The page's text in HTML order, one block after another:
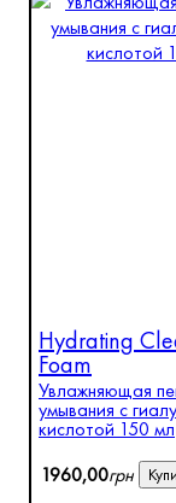
Hydrating
Foam
Увлажняющая
умывания с
кислотой 150 мл
1960,00грн